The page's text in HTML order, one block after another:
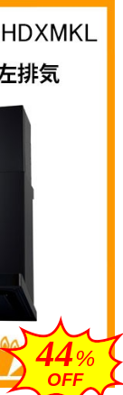
44%
OFF